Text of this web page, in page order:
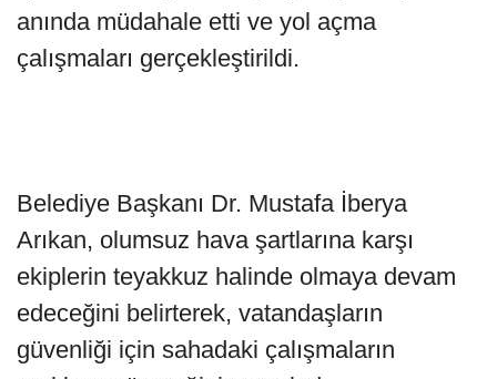
anında müdahale etti ve yol açma
çalışmaları gerçekleştirildi.
Belediye Başkanı Dr. Mustafa İberya
Arıkan, olumsuz hava şartlarına karşı
ekiplerin teyakkuz halinde olmaya devam
edeceğini belirterek, vatandaşların
güvenliği için sahadaki çalışmaların